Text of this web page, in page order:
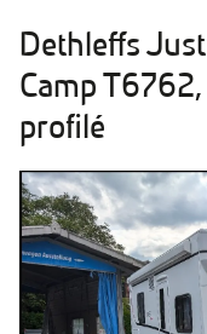
Dethleffs Just
Camp T6762,
profilé